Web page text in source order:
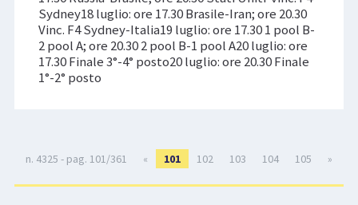
Sydney18 luglio: ore 17.30 Brasile-Iran; ore 20.30
Vinc. F4 Sydney-Italia19 luglio: ore 17.30 1 pool B-
2 pool A; ore 20.30 2 pool B-1 pool A20 luglio: ore
17.30 Finale 3°-4° posto20 luglio: ore 20.30 Finale
1°-2° posto
n. 4325 - pag. 101/361 « 101 102 103 104 105 »